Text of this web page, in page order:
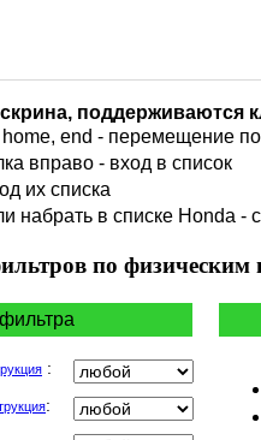
поддерживаются
end - перемещение
вправо - вход в список
их списка
набрать в списке Honda -
по физическим
:
: